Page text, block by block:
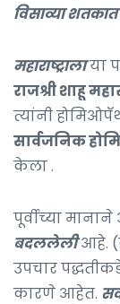
विसाव्या शतकात
महाराष्ट्रालाया
राजश्री शाहू
त्यांनी
सार्वजनिक
केला .
पूर्वीच्या
बदललेलीआहे.
उपचार
कारणे आहेत.